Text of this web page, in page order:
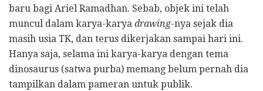
baru bagi Ariel Ramadhan. Sebab, objek ini telah
muncul dalam karya-karya drawing-nya sejak dia
masih usia TK, dan terus dikerjakan sampai hari ini.
Hanya saja, selama ini karya-karya dengan tema
dinosaurus (satwa purba) memang belum pernah dia
tampilkan dalam pameran untuk publik.